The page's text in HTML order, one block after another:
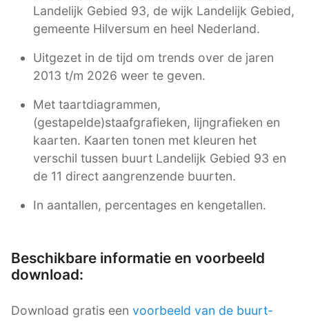
Landelijk Gebied 93, de wijk Landelijk Gebied,
gemeente Hilversum en heel Nederland.
Uitgezet in de tijd om trends over de jaren
2013 t/m 2026 weer te geven.
Met taartdiagrammen,
(gestapelde)staafgrafieken, lijngrafieken en
kaarten. Kaarten tonen met kleuren het
verschil tussen buurt Landelijk Gebied 93 en
de 11 direct aangrenzende buurten.
In aantallen, percentages en kengetallen.
Beschikbare informatie en voorbeeld
download:
Download gratis een voorbeeld van de buurt-